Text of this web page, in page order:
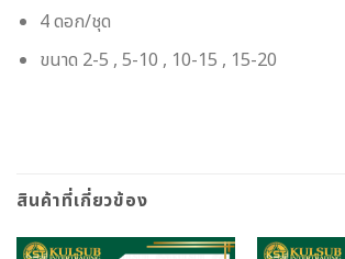
4 ดอก/ชุด
ขนาด 2-5 , 5-10 , 10-15 , 15-20
สินค้าที่เกี่ยวข้อง